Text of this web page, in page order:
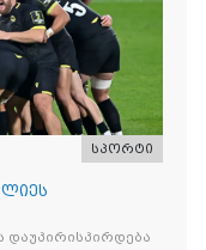
სპორტი
დაუპირისპირდება